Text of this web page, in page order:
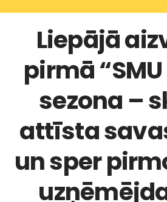
Liepājā
pirmā
sezona –
attīsta
un sper